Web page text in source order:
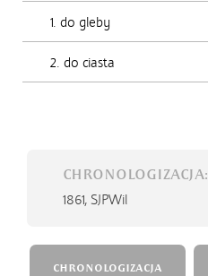
1. do gleby
2. do ciasta
CHRONOLOGIZACJA:
1861, SJPWil
CHRONOLOGIZACJA